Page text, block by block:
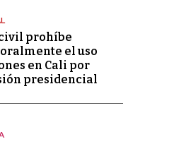
prohíbe
el uso
en Cali por
presidencial